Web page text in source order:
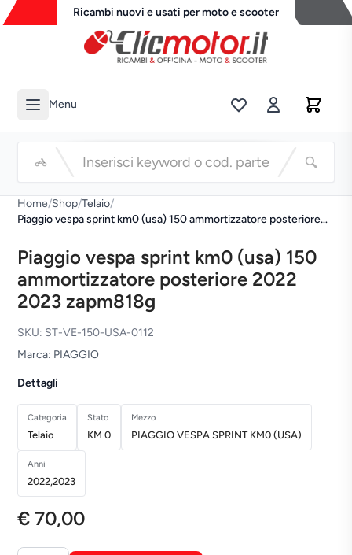
Ricambi nuovi e usati per moto e scooter
Menu
Home/Shop/Telaio/
Piaggio vespa sprint km0 (usa) 150 ammortizzatore posteriore
Piaggio vespa sprint km0 (usa) 150
ammortizzatore posteriore 2022
2023 zapm818g
SKU: ST-VE-150-USA-0112
Marca: PIAGGIO
Dettagli
Categoria
Telaio
Stato
KM 0
Mezzo
PIAGGIO VESPA SPRINT KM0 (USA)
Anni
2022,2023
€ 70,00